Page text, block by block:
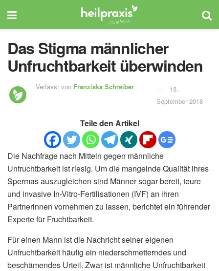
Das Stigma männlicher
Unfruchtbarkeit überwinden
Verfasst von Franziska Schreiber
13.
September 2018
Teile den Artikel
Die Nachfrage nach Mitteln gegen männliche
Unfruchtbarkeit ist riesig. Um die mangelnde Qualität ihres
Spermas auszugleichen sind Männer sogar bereit, teure
und invasive In-Vitro-Fertilisationen (IVF) an ihren
Partnerinnen vornehmen zu lassen, berichtet ein führender
Experte für Fruchtbarkeit.
Für einen Mann ist die Nachricht seiner eigenen
Unfruchtbarkeit häufig ein niederschmetterndes und
beschämendes Urteil. Zwar ist männliche Unfruchtbarkeit